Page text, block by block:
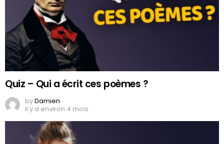
Quiz – Qui a écrit ces poèmes ?
byDamien
il y a environ 4 mois